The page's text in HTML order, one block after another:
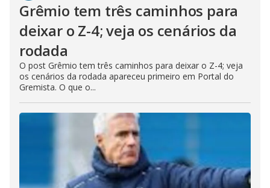
Grêmio tem três caminhos para
deixar o Z-4; veja os cenários da
rodada
O post Grêmio tem três caminhos para deixar o Z-4; veja
os cenários da rodada apareceu primeiro em Portal do
Gremista. O que o...